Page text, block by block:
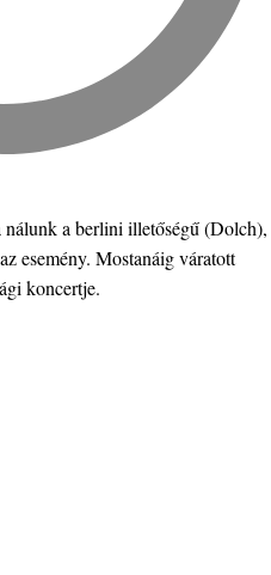
nálunk a berlini illetőségű (Dolch),
esemény. Mostanáig váratott
koncertje.